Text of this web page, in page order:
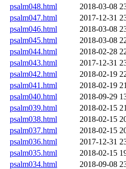
psalm048.html
2018-03-08
psalm047.html
2017-12-31
psalm046.html
2018-03-08
psalm045.html
2018-03-08
psalm044.html
2018-02-28
psalm043.html
2017-12-31
psalm042.html
2018-02-19
psalm041.html
2018-02-19
psalm040.html
2018-09-29
psalm039.html
2018-02-15
psalm038.html
2018-02-15
psalm037.html
2018-02-15
psalm036.html
2017-12-31
psalm035.html
2018-02-15
psalm034.html
2018-09-08